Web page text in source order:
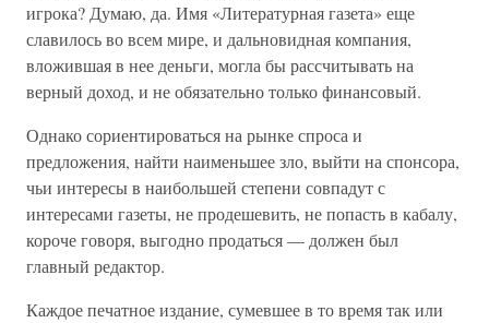
игрока? Думаю, да. Имя «Литературная газета» еще
славилось во всем мире, и дальновидная компания,
вложившая в нее деньги, могла бы рассчитывать на
верный доход, и не обязательно только финансовый.
Однако сориентироваться на рынке спроса и
предложения, найти наименьшее зло, выйти на спонсора,
чьи интересы в наибольшей степени совпадут с
интересами газеты, не продешевить, не попасть в кабалу,
короче говоря, выгодно продаться — должен был
главный редактор.
Каждое печатное издание, сумевшее в то время так или